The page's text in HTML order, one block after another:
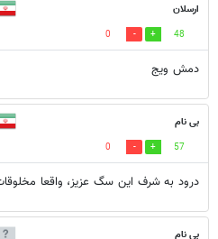
ارسلان
48
0
دمش ويج
بی نام
57
0
درود به شرف این سگ عزیز، واقعا
بی نام